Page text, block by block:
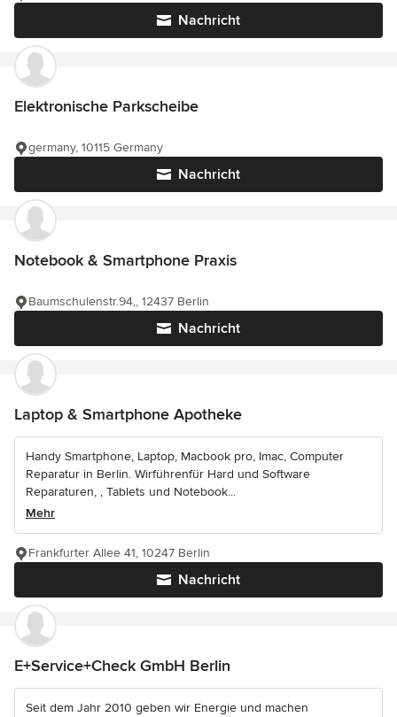
Nachricht
Elektronische Parkscheibe
Nachricht
germany, 10115 Germany
Notebook & Smartphone Praxis
Nachricht
Baumschulenstr.94,, 12437 Berlin
Laptop & Smartphone Apotheke
Handy Smartphone, Laptop, Macbook pro, Imac, Computer
Reparatur in Berlin. Wirführenfür Hard und Software
Reparaturen, , Tablets und Notebook...
Mehr
Nachricht
Frankfurter Allee 41, 10247 Berlin
E+Service+Check GmbH Berlin
Seit dem Jahr 2010 geben wir Energie und machen